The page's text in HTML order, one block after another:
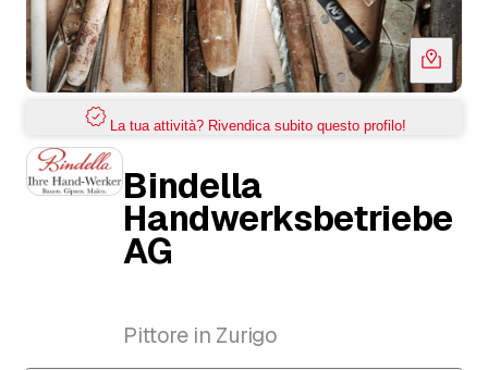
La tua attività? Rivendica subito questo profilo!
Bindella
Handwerksbetriebe
AG
Pittore in Zurigo